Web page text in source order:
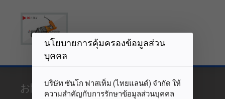
お問い合わせ
นโยบายการคุ้มครองข้อมูลส่วน
บุคคล
บริษัท ซันโก ฟาสเท็ม (ไทยแลนด์) จำกัด ให้
ความสำคัญกับการรักษาข้อมูลส่วนบุคคล